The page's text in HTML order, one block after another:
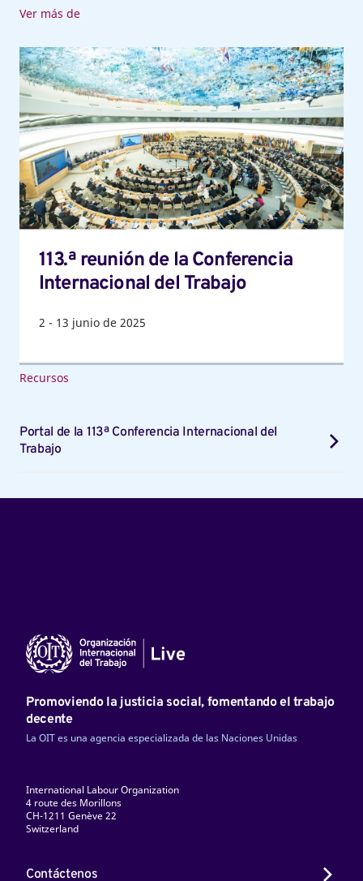
Ver más de
113.ª
reunión
de
la
Conferencia
Internacional
del
Trabajo
113.ª reunión de la Conferencia
Internacional del Trabajo
2 - 13 junio de 2025
Recursos
Portal de la 113ª Conferencia Internacional del
Trabajo
Promoviendo la justicia social, fomentando el trabajo
decente
La OIT es una agencia especializada de las Naciones Unidas
International Labour Organization
4 route des Morillons
CH-1211 Genève 22
Switzerland
Contáctenos